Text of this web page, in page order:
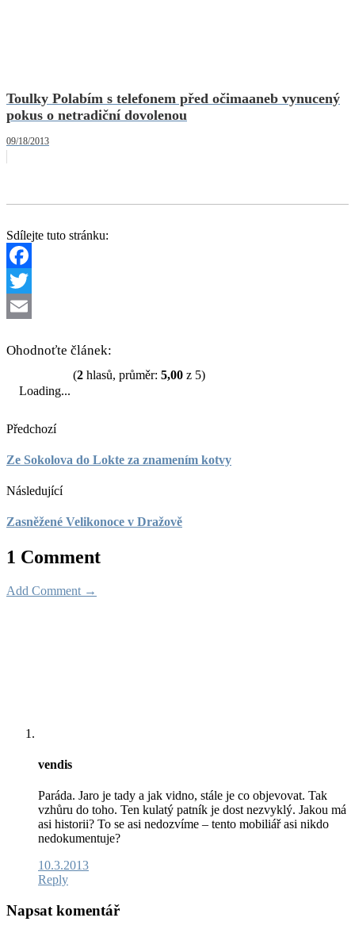
Toulky Polabím s telefonem před očimaaneb vynucený
pokus o netradiční dovolenou
09/18/2013
Sdílejte tuto stránku:
Facebook
Twitter
Ohodnoťte článek:
(2 hlasů, průměr: 5,00 z 5)
Loading...
Předchozí
Ze Sokolova do Lokte za znamením kotvy
Následující
Zasněžené Velikonoce v Dražově
1 Comment
Add Comment →
vendis
Paráda. Jaro je tady a jak vidno, stále je co objevovat. Tak
vzhůru do toho. Ten kulatý patník je dost nezvyklý. Jakou má
asi historii? To se asi nedozvíme – tento mobiliář asi nikdo
nedokumentuje?
10.3.2013
Reply
Napsat komentář